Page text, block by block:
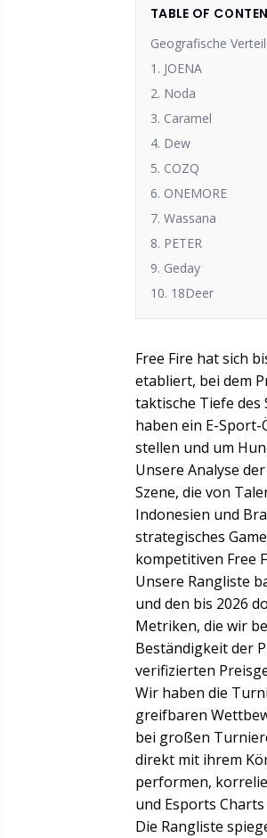
TABLE OF
Geografische
1. JOENA
2. Noda
3. Caramel
4. Dew
5. COZQ
6. ONEMORE
7. Wassana
8. PETER
9. Geday
10. 18Deer
Free Fire hat sich
etabliert, bei dem
taktische Tiefe des
haben ein E-
stellen und um
Unsere Analyse
Szene, die von
Indonesien und
strategisches
kompetitiven Free
Unsere Rangliste
und den bis 2026
Metriken, die wir
Beständigkeit der
verifizierten
Wir haben die
greifbaren
bei großen
direkt mit ihrem
performen,
und Esports
Die Rangliste